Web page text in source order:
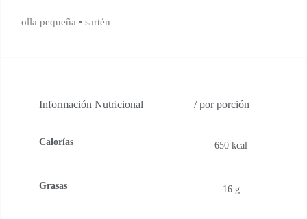
olla pequeña • sartén
Información Nutricional / por porción
Calorías 650 kcal
Grasas 16 g